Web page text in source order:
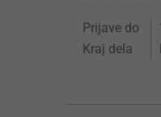
Prijave do
Kraj dela